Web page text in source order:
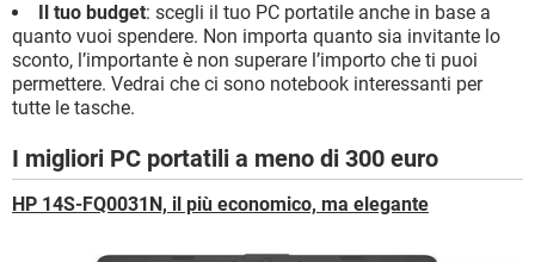
Il tuo budget: scegli il tuo PC portatile anche in base a
quanto vuoi spendere. Non importa quanto sia invitante lo
sconto, l’importante è non superare l’importo che ti puoi
permettere. Vedrai che ci sono notebook interessanti per
tutte le tasche.
I migliori PC portatili a meno di 300 euro
HP 14S-FQ0031N, il più economico, ma elegante